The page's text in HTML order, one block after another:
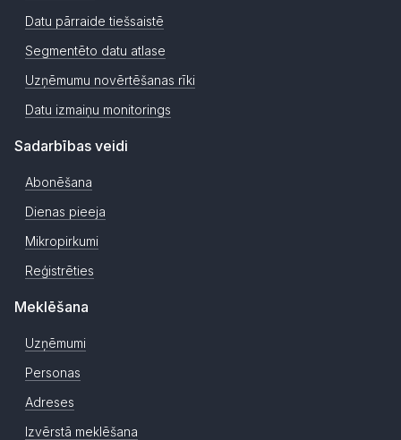
Datu pārraide tiešsaistē
Segmentēto datu atlase
Uzņēmumu novērtēšanas rīki
Datu izmaiņu monitorings
Sadarbības veidi
Abonēšana
Dienas pieeja
Mikropirkumi
Reģistrēties
Meklēšana
Uzņēmumi
Personas
Adreses
Izvērstā meklēšana